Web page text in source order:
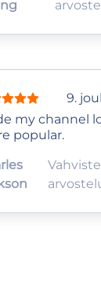
9.
my channel
popular.